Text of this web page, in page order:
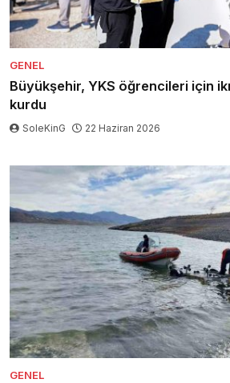
GENEL
Büyükşehir, YKS öğrencileri için
kurdu
SoleKinG 22 Haziran 2026
GENEL